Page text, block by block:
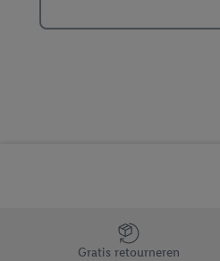
Jouw voordelen bij ons als Lidl
Gratis retourneren